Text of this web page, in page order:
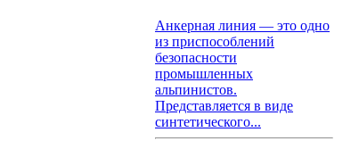
Анкерная линия — это одно
из приспособлений
безопасности
промышленных
альпинистов.
Представляется в виде
синтетического...